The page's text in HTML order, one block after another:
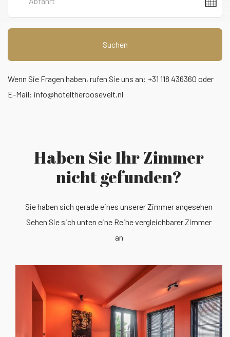
Suchen
Wenn Sie Fragen haben, rufen Sie uns an: +31 118 436360 oder
E-Mail: info@hoteltheroosevelt.nl
Haben Sie Ihr Zimmer
nicht gefunden?
Sie haben sich gerade eines unserer Zimmer angesehen
Sehen Sie sich unten eine Reihe vergleichbarer Zimmer
an